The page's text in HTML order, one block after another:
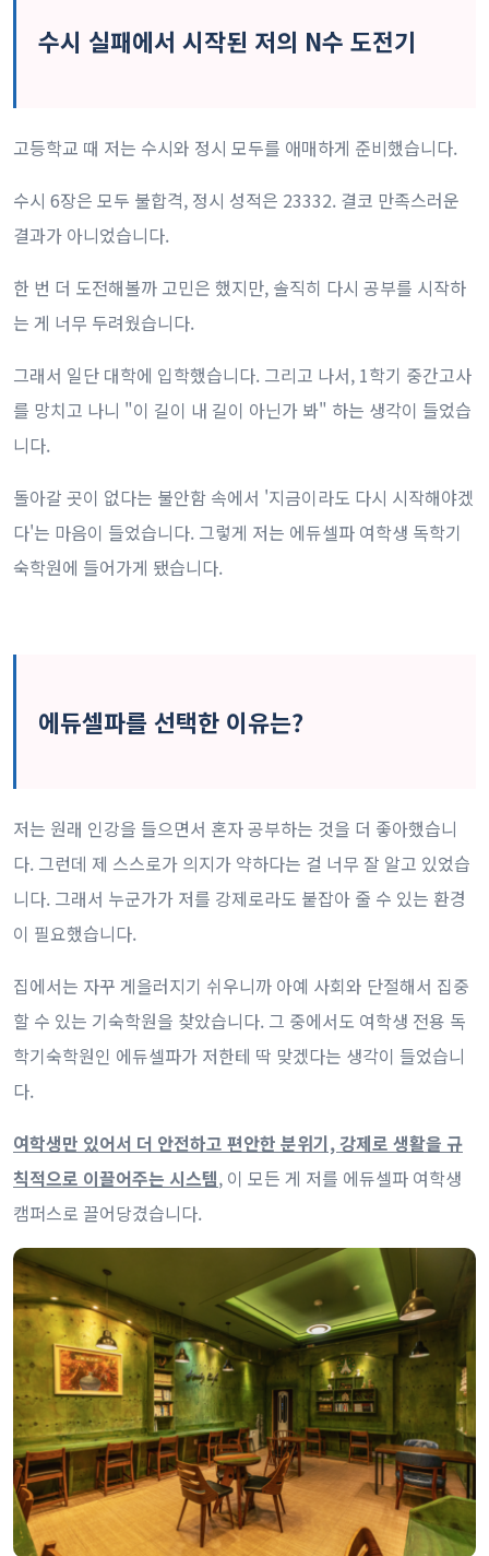
수시 실패에서 시작된 저의 N수 도전기
고등학교 때 저는 수시와 정시 모두를 애매하게 준비했습니다.
수시 6장은 모두 불합격, 정시 성적은 23332. 결코 만족스러운
결과가 아니었습니다.
한 번 더 도전해볼까 고민은 했지만, 솔직히 다시 공부를 시작하
는 게 너무 두려웠습니다.
그래서 일단 대학에 입학했습니다. 그리고 나서, 1학기 중간고사
를 망치고 나니 "이 길이 내 길이 아닌가 봐" 하는 생각이 들었습
니다.
돌아갈 곳이 없다는 불안함 속에서 '지금이라도 다시 시작해야겠
다'는 마음이 들었습니다. 그렇게 저는 에듀셀파 여학생 독학기
숙학원에 들어가게 됐습니다.
에듀셀파를 선택한 이유는?
저는 원래 인강을 들으면서 혼자 공부하는 것을 더 좋아했습니
다. 그런데 제 스스로가 의지가 약하다는 걸 너무 잘 알고 있었습
니다. 그래서 누군가가 저를 강제로라도 붙잡아 줄 수 있는 환경
이 필요했습니다.
집에서는 자꾸 게을러지기 쉬우니까 아예 사회와 단절해서 집중
할 수 있는 기숙학원을 찾았습니다. 그 중에서도 여학생 전용 독
학기숙학원인 에듀셀파가 저한테 딱 맞겠다는 생각이 들었습니
다.
여학생만 있어서 더 안전하고 편안한 분위기, 강제로 생활을 규
칙적으로 이끌어주는 시스템, 이 모든 게 저를 에듀셀파 여학생
캠퍼스로 끌어당겼습니다.